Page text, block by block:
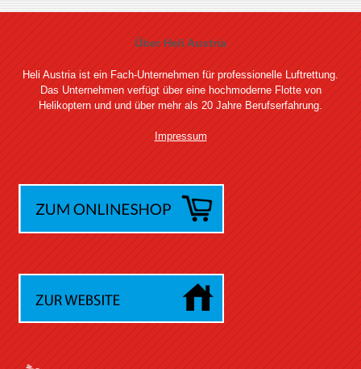
Über Heli Austria
Heli Austria ist ein Fach-Unternehmen für professionelle Luftrettung.
Das Unternehmen verfügt über eine hochmoderne Flotte von
Helikoptern und und über mehr als 20 Jahre Berufserfahrung.
Impressum